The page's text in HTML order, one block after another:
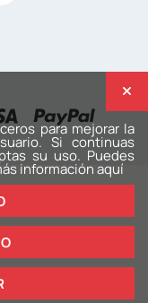
para mejorar la
Si continuas
su uso. Puedes
información aquí